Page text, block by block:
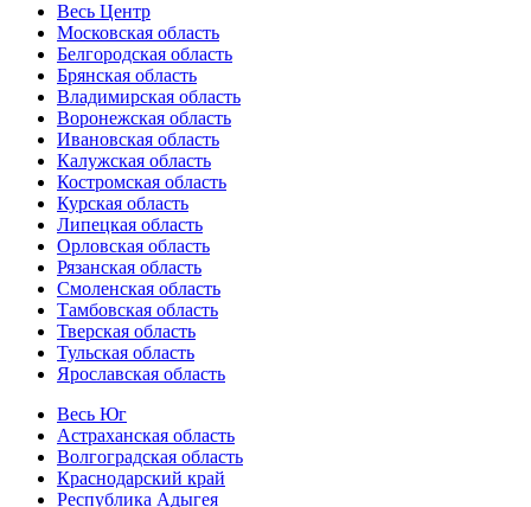
Весь Центр
Московская область
Белгородская область
Брянская область
Владимирская область
Воронежская область
Ивановская область
Калужская область
Костромская область
Курская область
Липецкая область
Орловская область
Рязанская область
Смоленская область
Тамбовская область
Тверская область
Тульская область
Ярославская область
Весь Юг
Астраханская область
Волгоградская область
Краснодарский край
Республика Адыгея